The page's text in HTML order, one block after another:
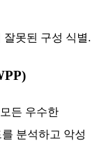
못된 구성 식별.
든 우수한
분석하고 악성